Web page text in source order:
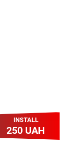
INSTALL
250 UAH